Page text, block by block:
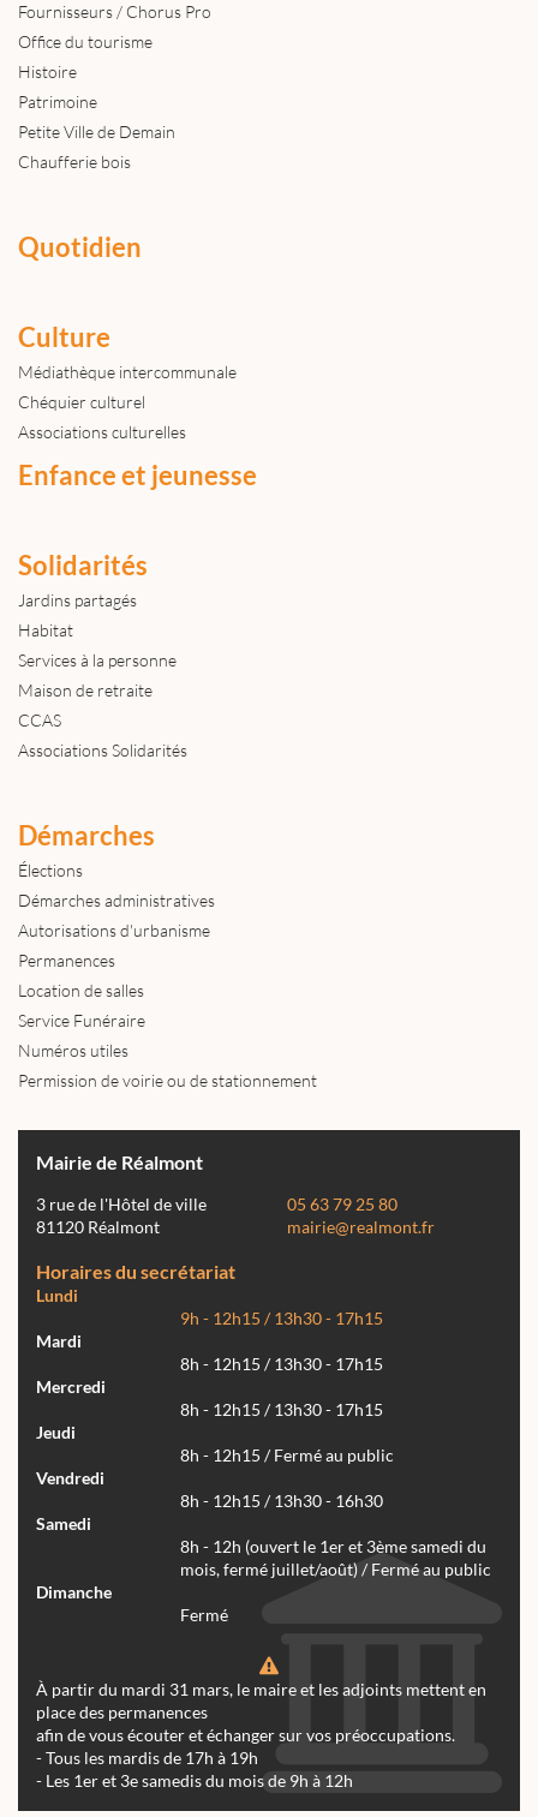
Fournisseurs / Chorus Pro
Office du tourisme
Histoire
Patrimoine
Petite Ville de Demain
Chaufferie bois
Quotidien
Culture
Médiathèque intercommunale
Chéquier culturel
Associations culturelles
Enfance et jeunesse
Solidarités
Jardins partagés
Habitat
Services à la personne
Maison de retraite
CCAS
Associations Solidarités
Démarches
Élections
Démarches administratives
Autorisations d'urbanisme
Permanences
Location de salles
Service Funéraire
Numéros utiles
Permission de voirie ou de stationnement
Mairie de Réalmont
3 rue de l'Hôtel de ville
81120 Réalmont
05 63 79 25 80
mairie@realmont.fr
Horaires du secrétariat
Lundi
9h - 12h15 / 13h30 - 17h15
Mardi
8h - 12h15 / 13h30 - 17h15
Mercredi
8h - 12h15 / 13h30 - 17h15
Jeudi
8h - 12h15 / Fermé au public
Vendredi
8h - 12h15 / 13h30 - 16h30
Samedi
8h - 12h (ouvert le 1er et 3ème samedi du
mois, fermé juillet/août) / Fermé au public
Dimanche
Fermé
À partir du mardi 31 mars, le maire et les adjoints mettent en
place des permanences
afin de vous écouter et échanger sur vos préoccupations.
- Tous les mardis de 17h à 19h
- Les 1er et 3e samedis du mois de 9h à 12h